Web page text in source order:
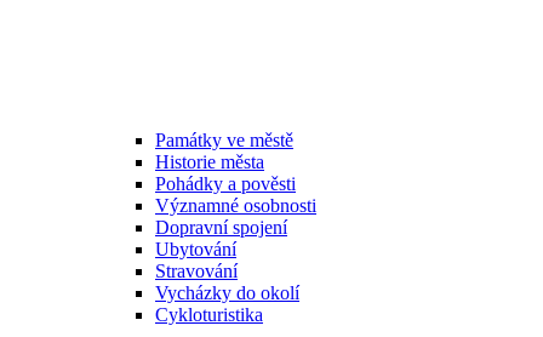
Památky ve městě
Historie města
Pohádky a pověsti
Významné osobnosti
Dopravní spojení
Ubytování
Stravování
Vycházky do okolí
Cykloturistika